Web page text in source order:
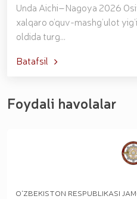
Unda Aichi–Nagoya 2026
xalqaro o‘quv-mashg‘ulot
oldida turg...
Batafsil
Foydali havolalar
O‘ZBEKISTON RESPUBLIKASI